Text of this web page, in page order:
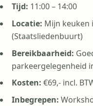
Tijd: 11:00 – 14:00
Locatie: Mijn keuken
(Staatsliedenbuurt)
Bereikbaarheid:
parkeergelegenheid
Kosten: €69,- incl.
Inbegrepen: